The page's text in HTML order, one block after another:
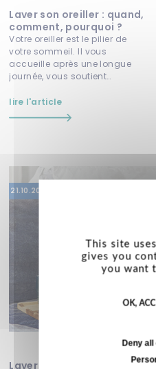
Laver son oreiller : quand,
comment, pourquoi ?
Votre oreiller est le pilier de
votre sommeil. Il vous
accueille après une longue
journée, vous soutient
se fait témoi...
lire l'article
21.10.2022
Laver sa couette en
This site
gives you
you want
OK,
Deny